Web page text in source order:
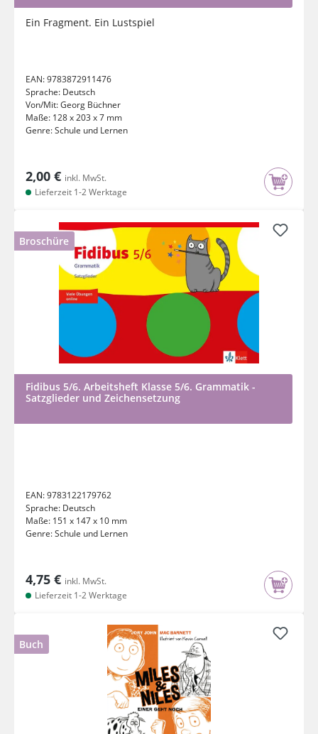
Ein Fragment. Ein Lustspiel
EAN:9783872911476
Sprache: Deutsch
Von/Mit:Georg Büchner
Maße: 128 x 203 x 7 mm
Genre:Schule und Lernen
2,00 € inkl. MwSt.
Lieferzeit 1-2 Werktage
Broschüre
Fidibus 5/6. Arbeitsheft Klasse 5/6. Grammatik -
Satzglieder und Zeichensetzung
EAN:9783122179762
Sprache: Deutsch
Maße: 151 x 147 x 10 mm
Genre:Schule und Lernen
4,75 € inkl. MwSt.
Lieferzeit 1-2 Werktage
Buch